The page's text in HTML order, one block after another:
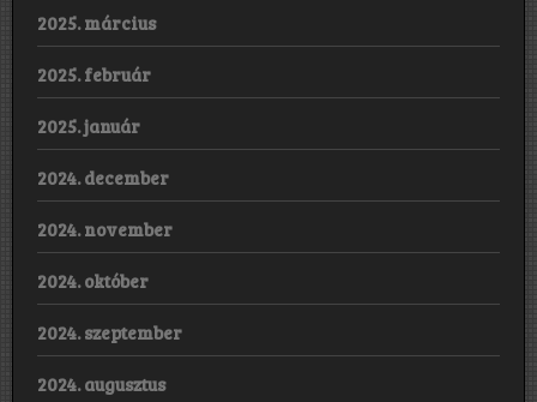
2025. március
2025. február
2025. január
2024. december
2024. november
2024. október
2024. szeptember
2024. augusztus